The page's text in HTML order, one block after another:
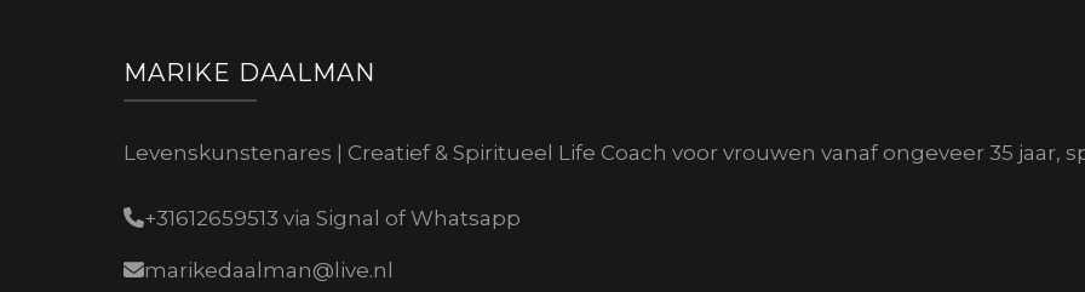
MARIKE DAALMAN
Levenskunstenares | Creatief & Spiritueel Life Coach voor vrouwen vanaf ongeveer 35 jaar,
+31612659513 via Signal of Whatsapp
marikedaalman@live.nl